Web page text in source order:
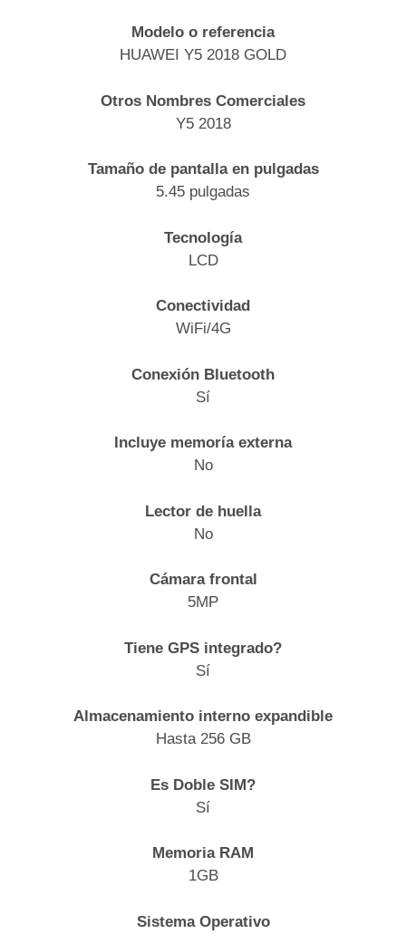
Modelo o referencia
HUAWEI Y5 2018 GOLD
Otros Nombres Comerciales
Y5 2018
Tamaño de pantalla en pulgadas
5.45 pulgadas
Tecnología
LCD
Conectividad
WiFi/4G
Conexión Bluetooth
Sí
Incluye memoría externa
No
Lector de huella
No
Cámara frontal
5MP
Tiene GPS integrado?
Sí
Almacenamiento interno expandible
Hasta 256 GB
Es Doble SIM?
Sí
Memoria RAM
1GB
Sistema Operativo